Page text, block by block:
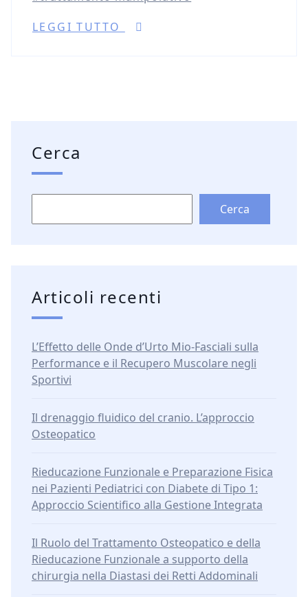
LEGGI TUTTO
Cerca
Cerca
Articoli recenti
L’Effetto delle Onde d’Urto Mio-Fasciali sulla
Performance e il Recupero Muscolare negli
Sportivi
Il drenaggio fluidico del cranio. L’approccio
Osteopatico
Rieducazione Funzionale e Preparazione Fisica
nei Pazienti Pediatrici con Diabete di Tipo 1:
Approccio Scientifico alla Gestione Integrata
Il Ruolo del Trattamento Osteopatico e della
Rieducazione Funzionale a supporto della
chirurgia nella Diastasi dei Retti Addominali